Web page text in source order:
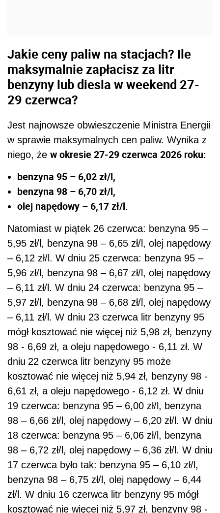
Jakie ceny paliw na stacjach? Ile
maksymalnie zapłacisz za litr
benzyny lub diesla w weekend 27-
29 czerwca?
Jest najnowsze obwieszczenie Ministra Energii
w sprawie maksymalnych cen paliw. Wynika z
niego, że w okresie 27-29 czerwca 2026 roku:
benzyna 95 – 6,02 zł/l,
benzyna 98 – 6,70 zł/l,
olej napędowy – 6,17 zł/l.
Natomiast w piątek 26 czerwca: benzyna 95 –
5,95 zł/l, benzyna 98 – 6,65 zł/l, olej napędowy
– 6,12 zł/l. W dniu 25 czerwca: benzyna 95 –
5,96 zł/l, benzyna 98 – 6,67 zł/l, olej napędowy
– 6,11 zł/l. W dniu 24 czerwca: benzyna 95 –
5,97 zł/l, benzyna 98 – 6,68 zł/l, olej napędowy
– 6,11 zł/l. W dniu 23 czerwca litr benzyny 95
mógł kosztować nie więcej niż 5,98 zł, benzyny
98 - 6,69 zł, a oleju napędowego - 6,11 zł. W
dniu 22 czerwca litr benzyny 95 może
kosztować nie więcej niż 5,94 zł, benzyny 98 -
6,61 zł, a oleju napędowego - 6,12 zł. W dniu
19 czerwca: benzyna 95 – 6,00 zł/l, benzyna
98 – 6,66 zł/l, olej napędowy – 6,20 zł/l. W dniu
18 czerwca: benzyna 95 – 6,06 zł/l, benzyna
98 – 6,72 zł/l, olej napędowy – 6,36 zł/l. W dniu
17 czerwca było tak: benzyna 95 – 6,10 zł/l,
benzyna 98 – 6,75 zł/l, olej napędowy – 6,44
zł/l. W dniu 16 czerwca litr benzyny 95 mógł
kosztować nie więcej niż 5,97 zł, benzyny 98 -